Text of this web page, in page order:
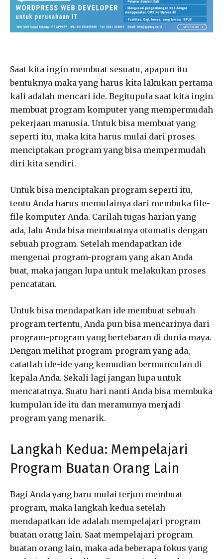
Saat kita ingin membuat sesuatu, apapun itu
bentuknya maka yang harus kita lakukan pertama
kali adalah mencari ide. Begitupula saat kita ingin
membuat program komputer yang mempermudah
pekerjaan manusia. Untuk bisa membuat yang
seperti itu, maka kita harus mulai dari proses
menciptakan program yang bisa mempermudah
diri kita sendiri.
Untuk bisa menciptakan program seperti itu,
tentu Anda harus memulainya dari membuka file-
file komputer Anda. Carilah tugas harian yang
ada, lalu Anda bisa membuatnya otomatis dengan
sebuah program. Setelah mendapatkan ide
mengenai program-program yang akan Anda
buat, maka jangan lupa untuk melakukan proses
pencatatan.
Untuk bisa mendapatkan ide membuat sebuah
program tertentu, Anda pun bisa mencarinya dari
program-program yang bertebaran di dunia maya.
Dengan melihat program-program yang ada,
catatlah ide-ide yang kemudian bermunculan di
kepala Anda. Sekali lagi jangan lupa untuk
mencatatnya. Suatu hari nanti Anda bisa membuka
kumpulan ide itu dan meramunya menjadi
program yang menarik.
Langkah Kedua: Mempelajari
Program Buatan Orang Lain
Bagi Anda yang baru mulai terjun membuat
program, maka langkah kedua setelah
mendapatkan ide adalah mempelajari program
buatan orang lain. Saat mempelajari program
buatan orang lain, maka ada beberapa fokus yang